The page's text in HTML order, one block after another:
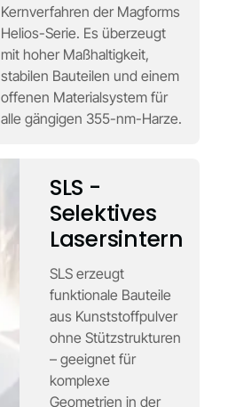
Kernverfahren der Magforms
Helios-Serie. Es überzeugt
mit hoher Maßhaltigkeit,
stabilen Bauteilen und einem
offenen Materialsystem für
alle gängigen 355-nm-Harze.
SLS -
Selektives
Lasersintern
SLS erzeugt
funktionale Bauteile
aus Kunststoffpulver
ohne Stützstrukturen
– geeignet für
komplexe
Geometrien in der